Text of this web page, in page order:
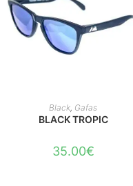
AÑADIR AL CARRITO
Black, Gafas
BLACK TROPIC
35.00€